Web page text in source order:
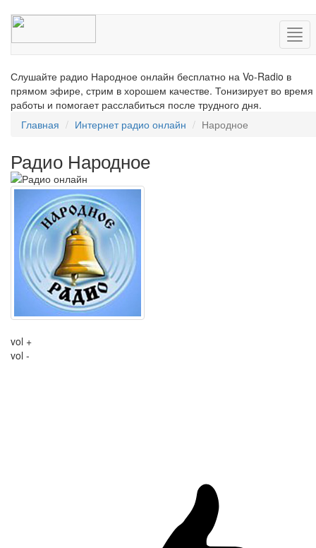
Слушайте радио Народное онлайн бесплатно на Vo-Radio в
прямом эфире, стрим в хорошем качестве. Тонизирует во время
работы и помогает расслабиться после трудного дня.
Главная
Интернет радио онлайн Народное
Радио Народное
vol +
vol -